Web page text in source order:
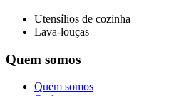
Utensílios de cozinha
Lava-louças
Quem somos
Quem somos